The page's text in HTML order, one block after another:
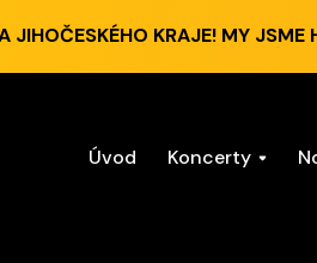
JIHOČESKÉHO KRAJE! MY
Úvod Koncerty